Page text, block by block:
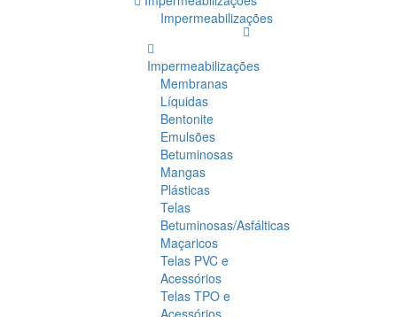
Impermeabilizações
Impermeabilizações
Membranas
Líquidas
Bentonite
Emulsões
Betuminosas
Mangas
Plásticas
Telas
Betuminosas/Asfálticas
Maçaricos
Telas PVC e
Acessórios
Telas TPO e
Acessórios